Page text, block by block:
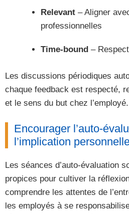
Relevant – Aligner
professionnelles
Time-bound –
Les discussions périodiques
chaque feedback est respecté,
et le sens du but chez l’employé.
Encourager l’auto-
l’implication
Les séances d’auto-évaluation
propices pour cultiver la
comprendre les attentes de
les employés à se